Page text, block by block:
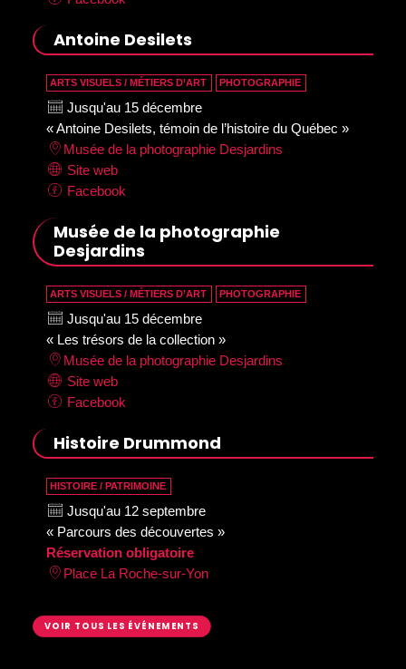
Antoine Desilets
ARTS VISUELS / MÉTIERS D’ART PHOTOGRAPHIE
Jusqu'au 15 décembre
« Antoine Desilets, témoin de l’histoire du Québec »
Musée de la photographie Desjardins
Site web
Facebook
Musée de la photographie
Desjardins
ARTS VISUELS / MÉTIERS D’ART PHOTOGRAPHIE
Jusqu'au 15 décembre
« Les trésors de la collection »
Musée de la photographie Desjardins
Site web
Facebook
Histoire Drummond
HISTOIRE / PATRIMOINE
Jusqu'au 12 septembre
« Parcours des découvertes »
Réservation obligatoire
Place La Roche-sur-Yon
VOIR TOUS LES ÉVÉNEMENTS